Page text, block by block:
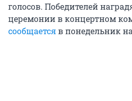
голосов. Победителей
церемонии в концертном
сообщаетсяв понедельник